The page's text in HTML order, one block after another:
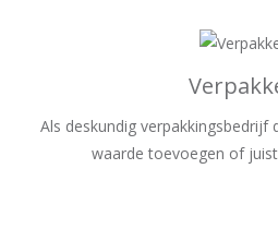
Als deskundig verpakkingsbedrijf
waarde toevoegen of